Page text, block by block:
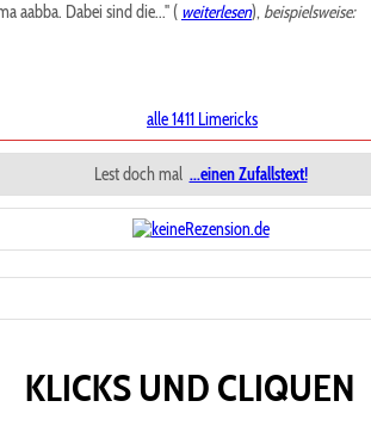
aabba. Dabei sind die..." ( weiterlesen),beispielsweise:
alle 1411 Limericks
Lest doch mal ...einen Zufallstext!
KLICKS UND CLIQUEN